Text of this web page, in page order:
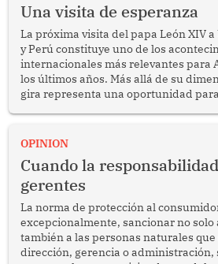
Una visita de esperanza
La próxima visita del papa León XIV
y Perú constituye uno de los
internacionales más relevantes para
los últimos años. Más allá de su
gira representa una oportunidad
enfrenta desafíos en materia de
OPINION
Cuando la
gerentes
La norma de protección al
excepcionalmente, sancionar no solo
también a las personas naturales
dirección, gerencia o administración,